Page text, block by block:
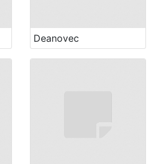
Deanovec